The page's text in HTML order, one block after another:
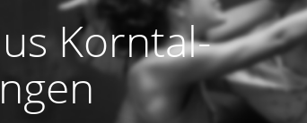
Korntal-